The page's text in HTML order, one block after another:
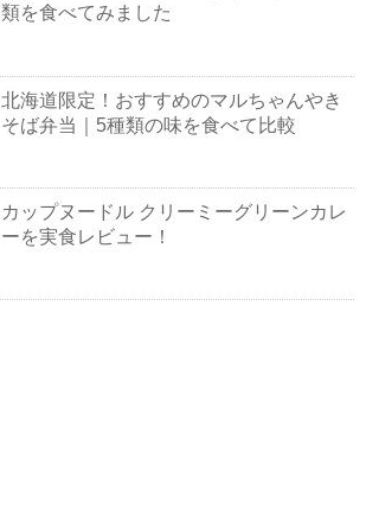
類を食べてみました
北海道限定！おすすめのマルちゃんやき
そば弁当｜5種類の味を食べて比較
カップヌードル クリーミーグリーンカレ
ーを実食レビュー！